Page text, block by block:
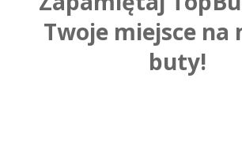
Twoje miejsce na
buty!